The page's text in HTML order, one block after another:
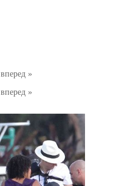
вперед »
вперед »